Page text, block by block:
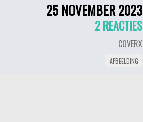
25 NOVEMBER 2023
2 REACTIES
COVERX
AFBEELDING